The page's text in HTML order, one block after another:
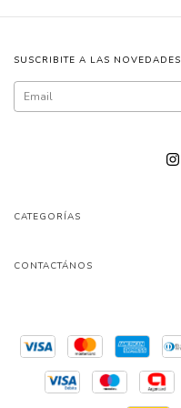
SUSCRIBITE A LAS NOVEDADES
CATEGORÍAS
CONTACTÁNOS